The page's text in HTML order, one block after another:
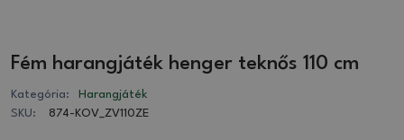
Fém harangjáték henger teknős 110 cm
Kategória:
Harangjáték
SKU:
874-KOV_ZV110ZE